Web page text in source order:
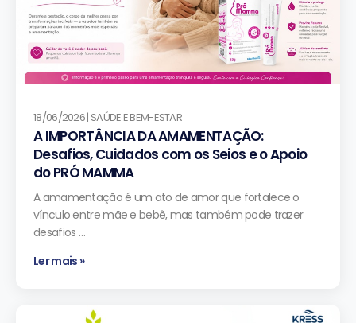
18/06/2026 | SAÚDE E BEM-ESTAR
A IMPORTÂNCIA DA AMAMENTAÇÃO:
Desafios, Cuidados com os Seios e o Apoio
do PRÓ MAMMA
A amamentação é um ato de amor que fortalece o
vínculo entre mãe e bebê, mas também pode trazer
desafios …
Ler mais »